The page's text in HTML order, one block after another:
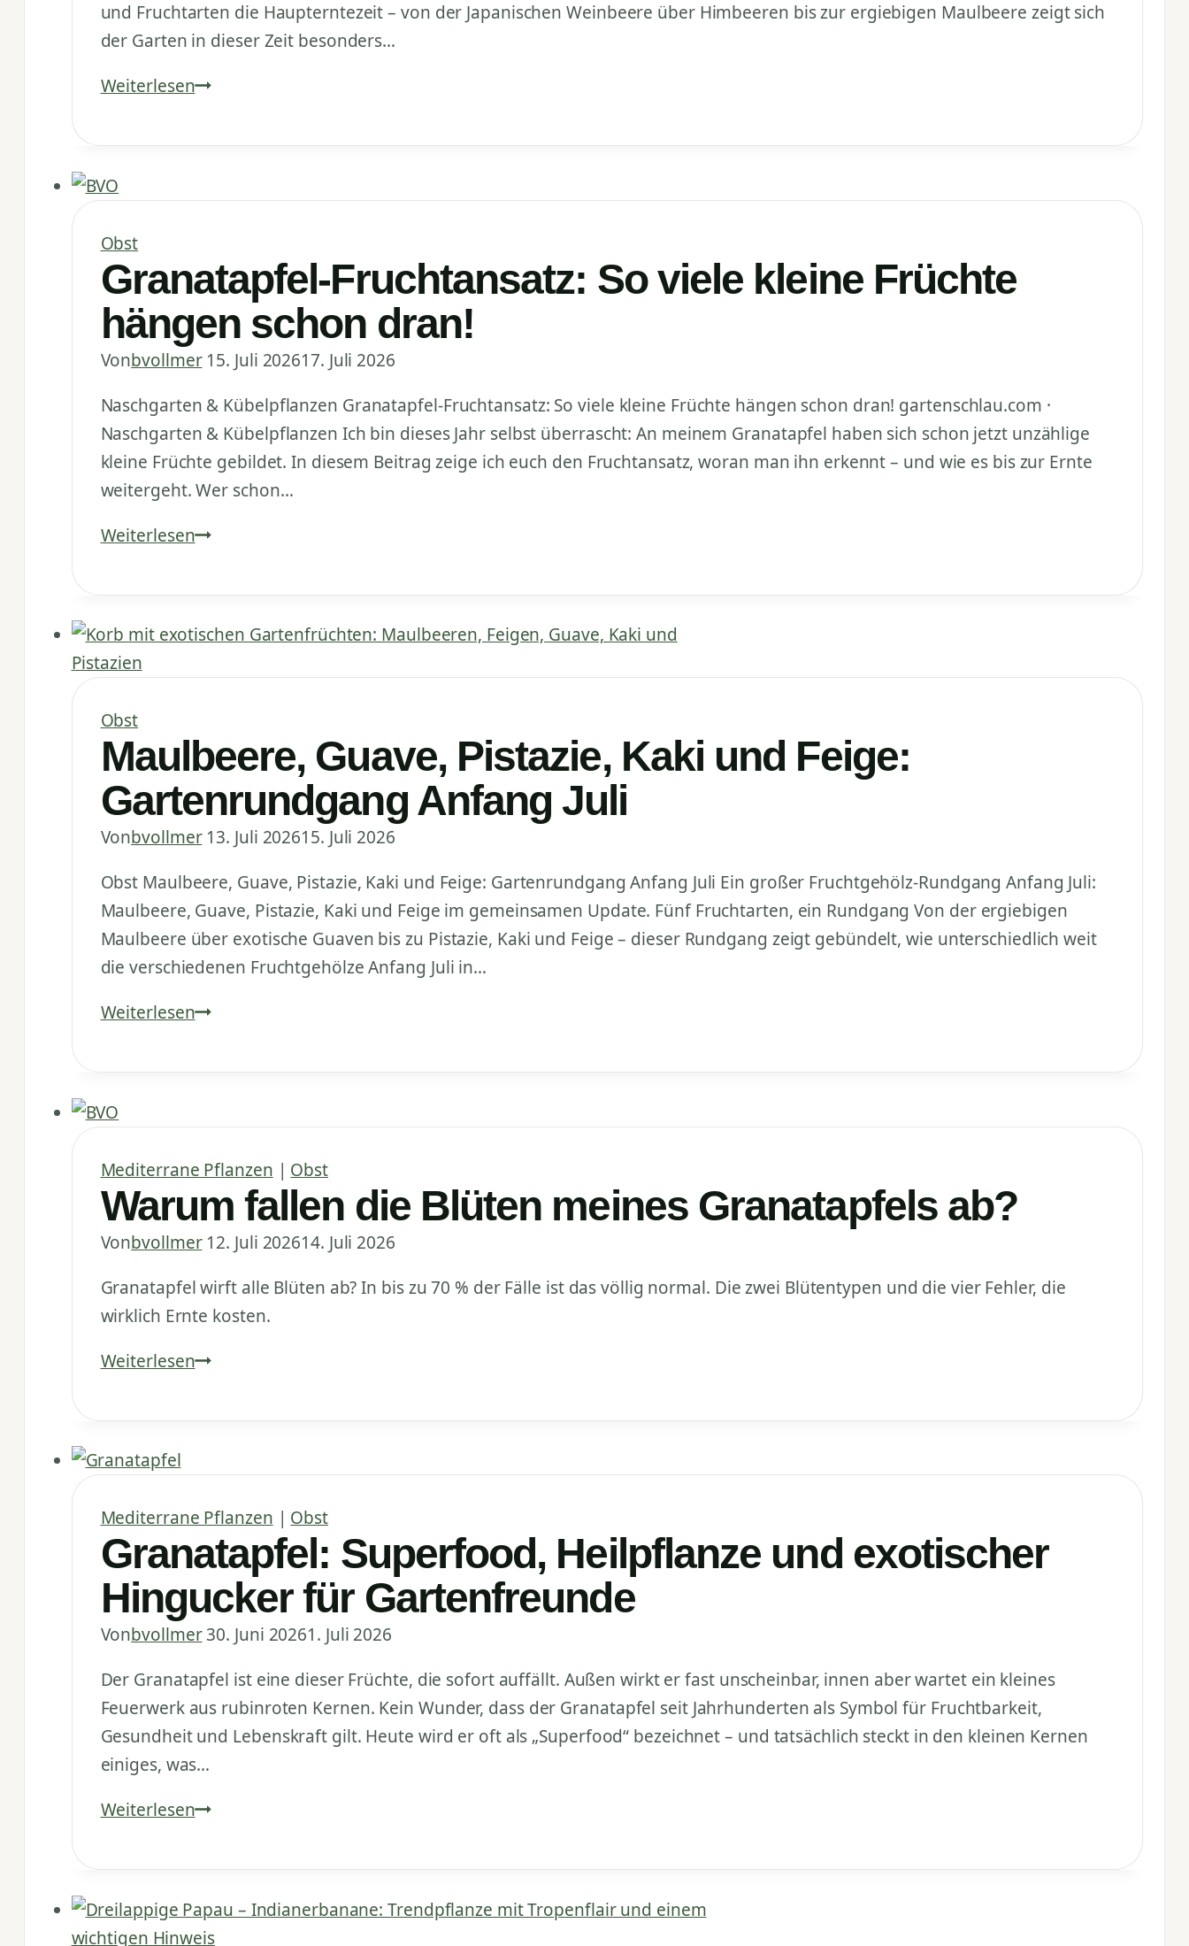
und Fruchtarten die Haupterntezeit – von der Japanischen Weinbeere über Himbeeren bis zur ergiebigen Maulbeere zeigt sich
der Garten in dieser Zeit besonders…
WeiterlesenWeinbeere,
Himbeere
Maulbeere:
Juli
Obst
Granatapfel-Fruchtansatz: So viele kleine Früchte
hängen schon dran!
Vonbvollmer 15. Juli 202617. Juli 2026
Naschgarten & Kübelpflanzen Granatapfel-Fruchtansatz: So viele kleine Früchte hängen schon dran! gartenschlau.com ·
Naschgarten & Kübelpflanzen Ich bin dieses Jahr selbst überrascht: An meinem Granatapfel haben sich schon jetzt unzählige
kleine Früchte gebildet. In diesem Beitrag zeige ich euch den Fruchtansatz, woran man ihn erkennt – und wie es bis zur Ernte
weitergeht. Wer schon…
WeiterlesenGranatapfel-
So
kleine
Früchte
dran!
Obst
Maulbeere, Guave, Pistazie, Kaki und Feige:
Gartenrundgang Anfang Juli
Vonbvollmer 13. Juli 202615. Juli 2026
Obst Maulbeere, Guave, Pistazie, Kaki und Feige: Gartenrundgang Anfang Juli Ein großer Fruchtgehölz-Rundgang Anfang Juli:
Maulbeere, Guave, Pistazie, Kaki und Feige im gemeinsamen Update. Fünf Fruchtarten, ein Rundgang Von der ergiebigen
Maulbeere über exotische Guaven bis zu Pistazie, Kaki und Feige – dieser Rundgang zeigt gebündelt, wie unterschiedlich weit
die verschiedenen Fruchtgehölze Anfang Juli in…
WeiterlesenMaulbeere,
Pistazie,
und
Gartenrundgang
Anfang
Juli
Mediterrane Pflanzen | Obst
Warum fallen die Blüten meines Granatapfels ab?
Vonbvollmer 12. Juli 202614. Juli 2026
Granatapfel wirft alle Blüten ab? In bis zu 70 % der Fälle ist das völlig normal. Die zwei Blütentypen und die vier Fehler, die
wirklich Ernte kosten.
WeiterlesenWarum
die
meines
ab?
Mediterrane Pflanzen | Obst
Granatapfel: Superfood, Heilpflanze und exotischer
Hingucker für Gartenfreunde
Vonbvollmer30. Juni 20261. Juli 2026
Der Granatapfel ist eine dieser Früchte, die sofort auffällt. Außen wirkt er fast unscheinbar, innen aber wartet ein kleines
Feuerwerk aus rubinroten Kernen. Kein Wunder, dass der Granatapfel seit Jahrhunderten als Symbol für Fruchtbarkeit,
Gesundheit und Lebenskraft gilt. Heute wird er oft als „Superfood“ bezeichnet – und tatsächlich steckt in den kleinen Kernen
einiges, was…
WeiterlesenGranatapfel:
Heilpflanze
exotischer